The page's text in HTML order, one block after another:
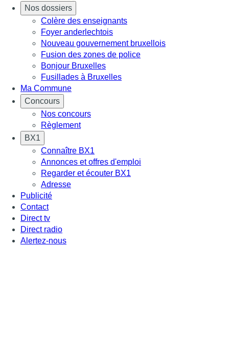
Nos dossiers
Colère des enseignants
Foyer anderlechtois
Nouveau gouvernement bruxellois
Fusion des zones de police
Bonjour Bruxelles
Fusillades à Bruxelles
Ma Commune
Concours
Nos concours
Règlement
BX1
Connaître BX1
Annonces et offres d'emploi
Regarder et écouter BX1
Adresse
Publicité
Contact
Direct tv
Direct radio
Alertez-nous